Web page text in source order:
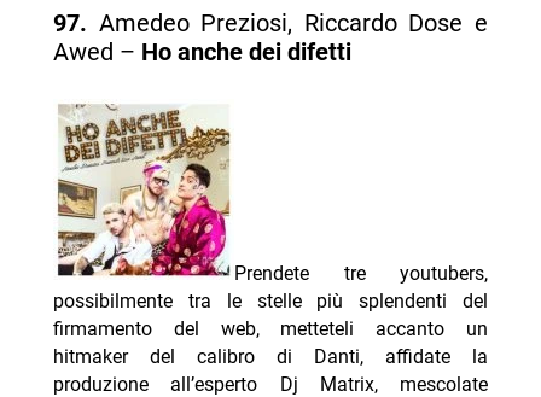
97. Amedeo Preziosi, Riccardo Dose e
Awed – Ho anche dei difetti
Prendete tre youtubers,
possibilmente tra le stelle più splendenti del
firmamento del web, metteteli accanto un
hitmaker del calibro di Danti, affidate la
produzione all’esperto Dj Matrix, mescolate